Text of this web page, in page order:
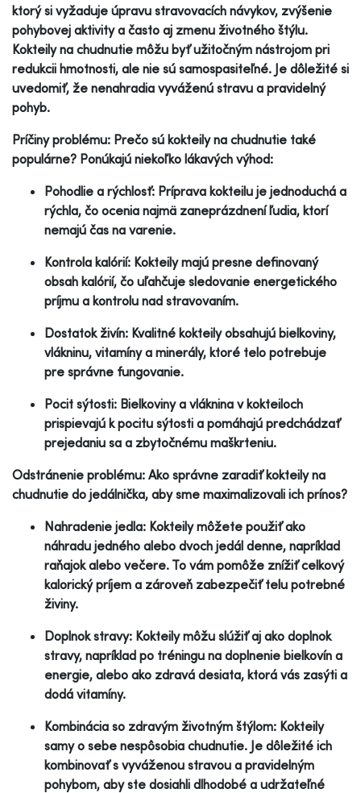
ktorý si vyžaduje úpravu stravovacích návykov, zvýšenie
pohybovej aktivity a často aj zmenu životného štýlu.
Kokteily na chudnutie môžu byť užitočným nástrojom pri
redukcii hmotnosti, ale nie sú samospasiteľné. Je dôležité si
uvedomiť, že nenahradia vyváženú stravu a pravidelný
pohyb.
Príčiny problému: Prečo sú kokteily na chudnutie také
populárne? Ponúkajú niekoľko lákavých výhod:
Pohodlie a rýchlosť: Príprava kokteilu je jednoduchá a
rýchla, čo ocenia najmä zaneprázdnení ľudia, ktorí
nemajú čas na varenie.
Kontrola kalórií: Kokteily majú presne definovaný
obsah kalórií, čo uľahčuje sledovanie energetického
príjmu a kontrolu nad stravovaním.
Dostatok živín: Kvalitné kokteily obsahujú bielkoviny,
vlákninu, vitamíny a minerály, ktoré telo potrebuje
pre správne fungovanie.
Pocit sýtosti: Bielkoviny a vláknina v kokteiloch
prispievajú k pocitu sýtosti a pomáhajú predchádzať
prejedaniu sa a zbytočnému maškrteniu.
Odstránenie problému: Ako správne zaradiť kokteily na
chudnutie do jedálnička, aby sme maximalizovali ich prínos?
Nahradenie jedla: Kokteily môžete použiť ako
náhradu jedného alebo dvoch jedál denne, napríklad
raňajok alebo večere. To vám pomôže znížiť celkový
kalorický príjem a zároveň zabezpečiť telu potrebné
živiny.
Doplnok stravy: Kokteily môžu slúžiť aj ako doplnok
stravy, napríklad po tréningu na doplnenie bielkovín a
energie, alebo ako zdravá desiata, ktorá vás zasýti a
dodá vitamíny.
Kombinácia so zdravým životným štýlom: Kokteily
samy o sebe nespôsobia chudnutie. Je dôležité ich
kombinovať s vyváženou stravou a pravidelným
pohybom, aby ste dosiahli dlhodobé a udržateľné